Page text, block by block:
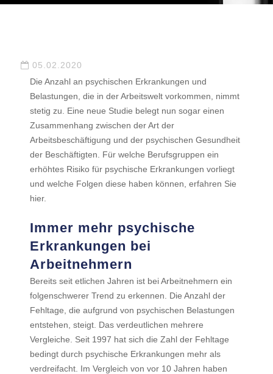
05.02.2020
Die Anzahl an psychischen Erkrankungen und
Belastungen, die in der Arbeitswelt vorkommen, nimmt
stetig zu. Eine neue Studie belegt nun sogar einen
Zusammenhang zwischen der Art der
Arbeitsbeschäftigung und der psychischen Gesundheit
der Beschäftigten. Für welche Berufsgruppen ein
erhöhtes Risiko für psychische Erkrankungen vorliegt
und welche Folgen diese haben können, erfahren Sie
hier.
Immer mehr psychische
Erkrankungen bei
Arbeitnehmern
Bereits seit etlichen Jahren ist bei Arbeitnehmern ein
folgenschwerer Trend zu erkennen. Die Anzahl der
Fehltage, die aufgrund von psychischen Belastungen
entstehen, steigt. Das verdeutlichen mehrere
Vergleiche. Seit 1997 hat sich die Zahl der Fehltage
bedingt durch psychische Erkrankungen mehr als
verdreifacht. Im Vergleich von vor 10 Jahren haben